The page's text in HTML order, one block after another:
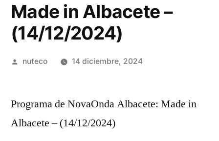
Made in Albacete –
(14/12/2024)
Publicada
nuteco 14 diciembre, 2024
Programa de NovaOnda Albacete: Made in
Albacete – (14/12/2024)